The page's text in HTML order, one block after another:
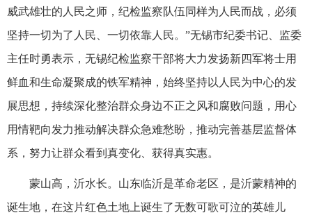
威武雄壮的人民之师，纪检监察队伍同样为人民而战，必须
坚持一切为了人民、一切依靠人民。”无锡市纪委书记、监委
主任时勇表示，无锡纪检监察干部将大力发扬新四军将士用
鲜血和生命凝聚成的铁军精神，始终坚持以人民为中心的发
展思想，持续深化整治群众身边不正之风和腐败问题，用心
用情靶向发力推动解决群众急难愁盼，推动完善基层监督体
系，努力让群众看到真变化、获得真实惠。
蒙山高，沂水长。山东临沂是革命老区，是沂蒙精神的
诞生地，在这片红色土地上诞生了无数可歌可泣的英雄儿